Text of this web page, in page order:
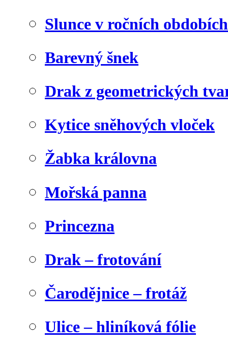
Slunce v ročních obdobích
Barevný šnek
Drak z geometrických
Kytice sněhových vloček
Žabka královna
Mořská panna
Princezna
Drak – frotování
Čarodějnice – frotáž
Ulice – hliníková fólie